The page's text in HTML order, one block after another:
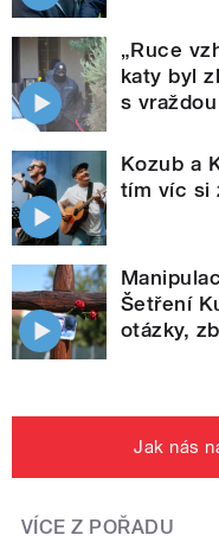
„Ruce
katy byl
s
Kozub a
tím víc si
Šetření
otázky,
Jak nás
VÍCE Z POŘADU